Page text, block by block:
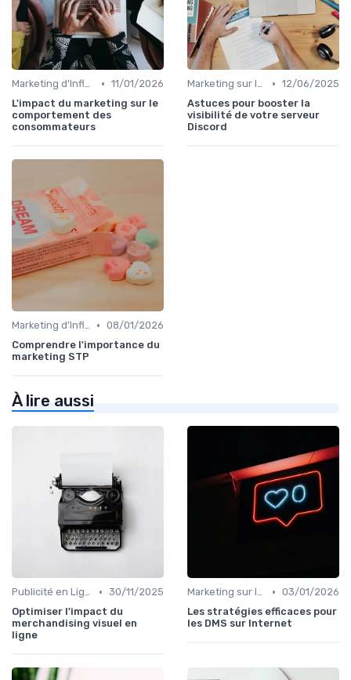
Marketing d'Influence • 11/01/2026
L'impact du marketing sur le
comportement des
consommateurs
Marketing sur les Réseaux Sociaux • 12/06/2025
Astuces pour booster la
visibilité de votre serveur
Discord
Marketing d'Influence • 08/01/2026
Comprendre l'importance du
marketing STP
À lire aussi
Publicité en Ligne (PPC, Display) • 30/11/2025
Optimiser l'impact du
merchandising visuel en
ligne
Marketing sur les Réseaux Sociaux • 03/01/2026
Les stratégies efficaces pour
les DMS sur Internet